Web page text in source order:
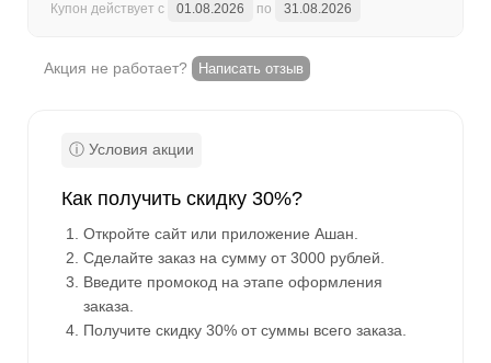
Купон действует с 01.08.2026 по 31.08.2026
Акция не работает? Написать отзыв
Как получить скидку 30%?
Откройте сайт или приложение Ашан.
Сделайте заказ на сумму от 3000 рублей.
Введите промокод на этапе оформления
заказа.
Получите скидку 30% от суммы всего заказа.